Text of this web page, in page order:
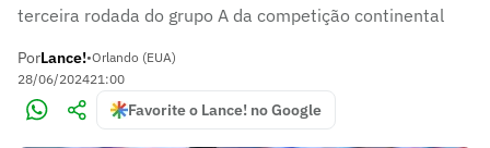
terceira rodada do grupo A da competição continental
PorLance!•Orlando (EUA)
28/06/202421:00
Favorite o Lance! no Google